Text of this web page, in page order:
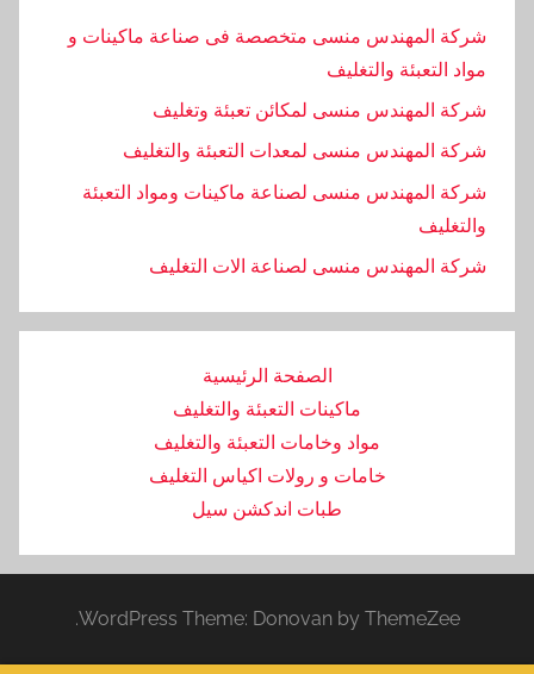
شركة المهندس منسى متخصصة فى صناعة ماكينات و
مواد التعبئة والتغليف
شركة المهندس منسى لمكائن تعبئة وتغليف
شركة المهندس منسى لمعدات التعبئة والتغليف
شركة المهندس منسى لصناعة ماكينات ومواد التعبئة
والتغليف
‏شركة المهندس منسى لصناعة الات التغليف
الصفحة الرئيسية
ماكينات التعبئة والتغليف
مواد وخامات التعبئة والتغليف
خامات و رولات اكياس التغليف
طبات اندكشن سيل
WordPress Theme: Donovan by ThemeZee.